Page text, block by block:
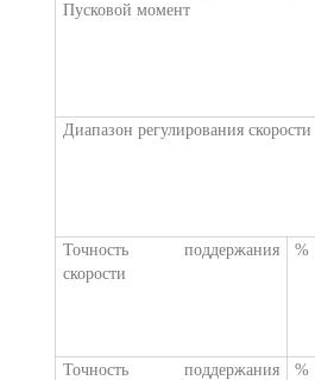
Пусковой момент
Диапазон регулирования скорости
Точность поддержания
скорости
%
Точность поддержания
%